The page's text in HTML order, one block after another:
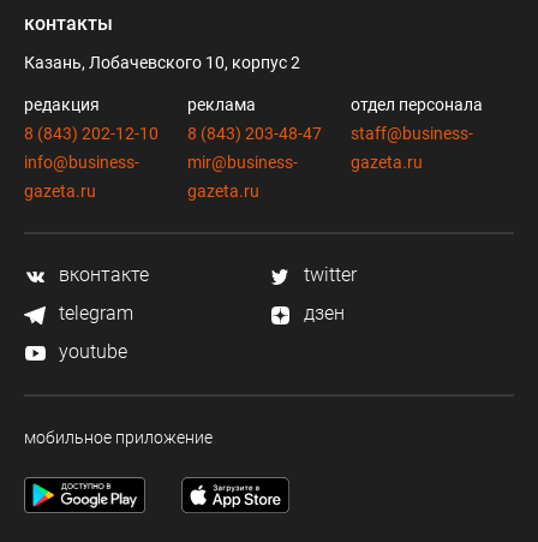
контакты
Казань, Лобачевского 10, корпус 2
редакция
8 (843) 202-12-10
info@business-
gazeta.ru
реклама
8 (843) 203-48-47
mir@business-
gazeta.ru
отдел персонала
staff@business-
gazeta.ru
вконтакте
twitter
telegram
дзен
youtube
мобильное приложение